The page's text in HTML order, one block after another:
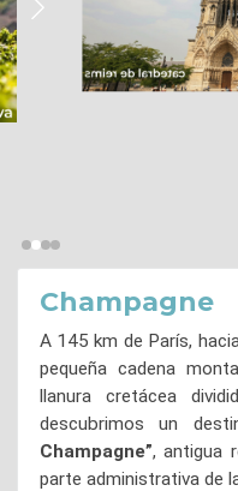
Champagne
A 145 km de París,
pequeña cadena
llanura cretácea
descubrimos un
Champagne”, antigua
parte administrativa de